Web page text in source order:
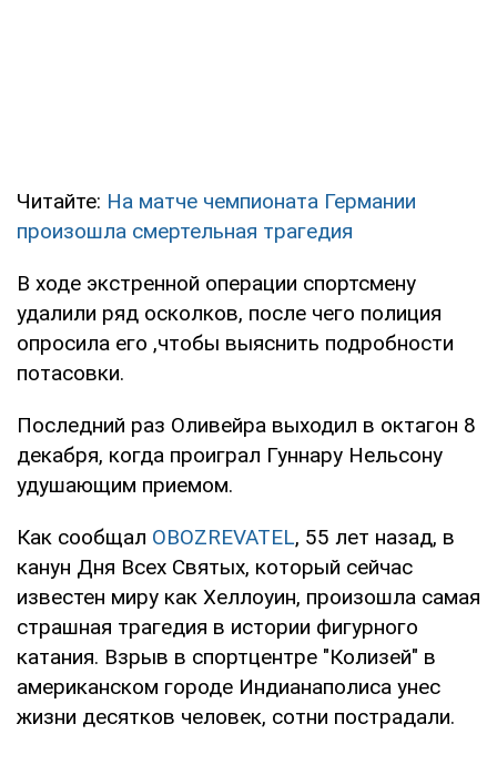
Читайте: На матче чемпионата Германии
произошла смертельная трагедия
В ходе экстренной операции спортсмену
удалили ряд осколков, после чего полиция
опросила его ,чтобы выяснить подробности
потасовки.
Последний раз Оливейра выходил в октагон 8
декабря, когда проиграл Гуннару Нельсону
удушающим приемом.
Как сообщал OBOZREVATEL, 55 лет назад, в
канун Дня Всех Святых, который сейчас
известен миру как Хеллоуин, произошла самая
страшная трагедия в истории фигурного
катания. Взрыв в спортцентре "Колизей" в
американском городе Индианаполиса унес
жизни десятков человек, сотни пострадали.